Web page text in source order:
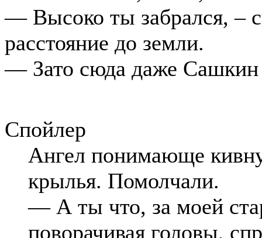
— Высоко ты забрался, –
расстояние до земли.
— Зато сюда даже Сашкин
Спойлер
Ангел понимающе
крылья. Помолчали.
— А ты что, за моей
поворачивая головы,